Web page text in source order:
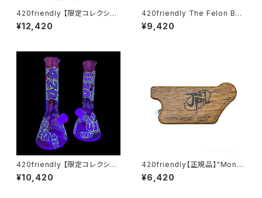
420friendly 【限定コレクショ
ン】Skull Cat Bong / スカルキ
ャットボング（約22cm）
¥12,420
420friendly The Felon Bea
ker Bong - ガラスボング（26c
m）
¥9,420
420friendly 【限定コレクショ
ン】Glow in Dark 420 Beake
r Bong -ガラスボング（25cm）
¥10,420
420friendly【正規品】"Monk
ey Pipe" ジェットパル / JET P
AL (スクリーン10枚付き)
¥6,420